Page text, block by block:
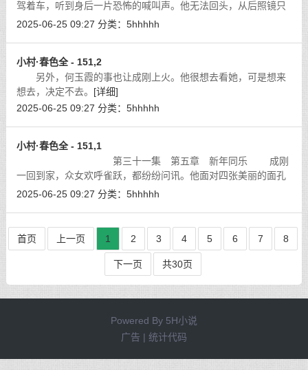
驾着车，听到身后一片恐怖的喊叫声。他无法回头，从后照镜只
能看到白色的巨浪。姚秀君回头看，也惊叫起来。
2025-06-25 09:27 分类： 5hhhhh
小村·春色全 - 151,2
另外，何玉霞的事也让成刚上火。他很想去看她，可是想来
想去，决定不去。 [详细]
2025-06-25 09:27 分类： 5hhhhh
小村·春色全 - 151,1
第三十一集 第五章 新年同乐 成刚
一回到家，众女欢呼雀跃，都纷纷问讯。他面对四张美丽的面孔
与四具动人的肉体，回想海南的危险经历，不禁心有余悸，心
2025-06-25 09:27 分类： 5hhhhh
首页 上一页 1 2 3 4 5 6 7 8
下一页 共30页
Powered By 5H小说
广告 | 统计代码